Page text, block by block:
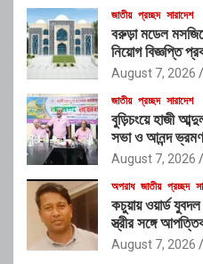
জাতীয় প্রচ্ছদ সারাদেশ
বরুড়া মডেল
নিয়োগ বিজ্ঞপ্তি
আগস্ট
August 7, 2026
জাতীয় প্রচ্ছদ সারাদেশ
বুড়িচংয়ে হাজী
সভা ও আনন্দ ভ্রমণ,
কমিটি
August 7, 2026
অপরাধ জাতীয় প্রচ্ছদ
কচুয়ায় ওয়ার্ড
স্ত্রীর সঙ্গে
শাস্তির দাবি
August 7, 2026